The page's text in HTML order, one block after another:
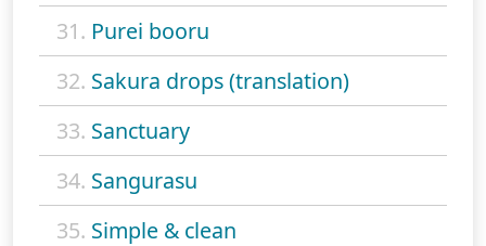
31. Purei booru
32. Sakura drops (translation)
33. Sanctuary
34. Sangurasu
35. Simple & clean